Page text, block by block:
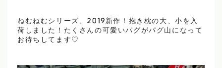
ねむねむシリーズ、2019新作！抱き枕の大、小を入
荷しました！たくさんの可愛いパグがパグ山になって
お待ちしてます♡